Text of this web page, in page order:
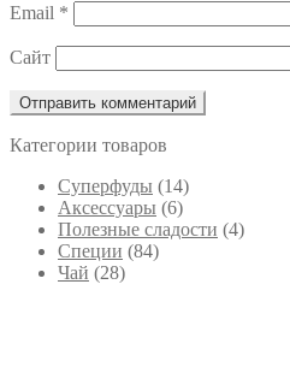
Email *
Сайт
Категории товаров
Cуперфуды (14)
Аксессуары (6)
Полезные сладости (4)
Специи (84)
Чай (28)